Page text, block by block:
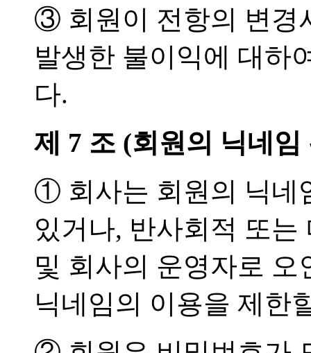
③ 회원이 전항의 변경
발생한 불이익에 대하
다.
제 7 조 (회원의 닉네임
① 회사는 회원의 닉네
있거나, 반사회적 또
및 회사의 운영자로
닉네임의 이용을 제한